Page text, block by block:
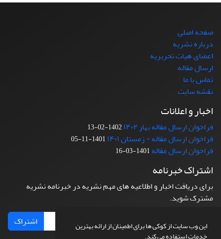
این وب سایت از کوکی ها برای اطمینان از ارائه بهترین
خدمات استفاده می کند.
صفحه اصلی
درباره نشریه
اعضای هیات تحریریه
ارسال مقاله
تماس با ما
نقشه سایت
اخبار و اعلانات
فراخوان ارسال مقاله بهار ۱۴۰۲ 1402-02-13
فراخوان ارسال مقاله - زمستان ۱۴۰۱ 1401-11-05
فراخوان ارسال مقاله1401-03-16
اشتراک خبرنامه
برای دریافت اخبار و اطلاعیه های مهم نشریه در خبرنامه نشریه
مشترک شوید.
اشتراک